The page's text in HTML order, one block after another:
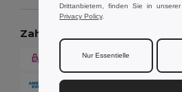
Zahlungsmethoden
Drittanbietern, finden Sie in unserer
Privacy Policy.
Nur Essentielle